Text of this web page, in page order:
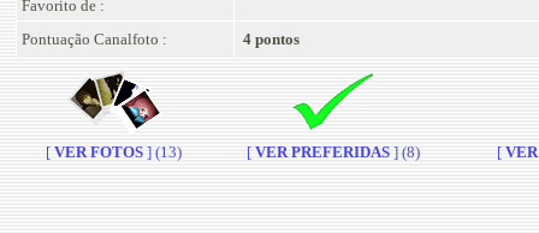
Favorito de :
Pontuação Canalfoto :
4 pontos
[ VER FOTOS ] (13) [ VER PREFERIDAS ] (8) [